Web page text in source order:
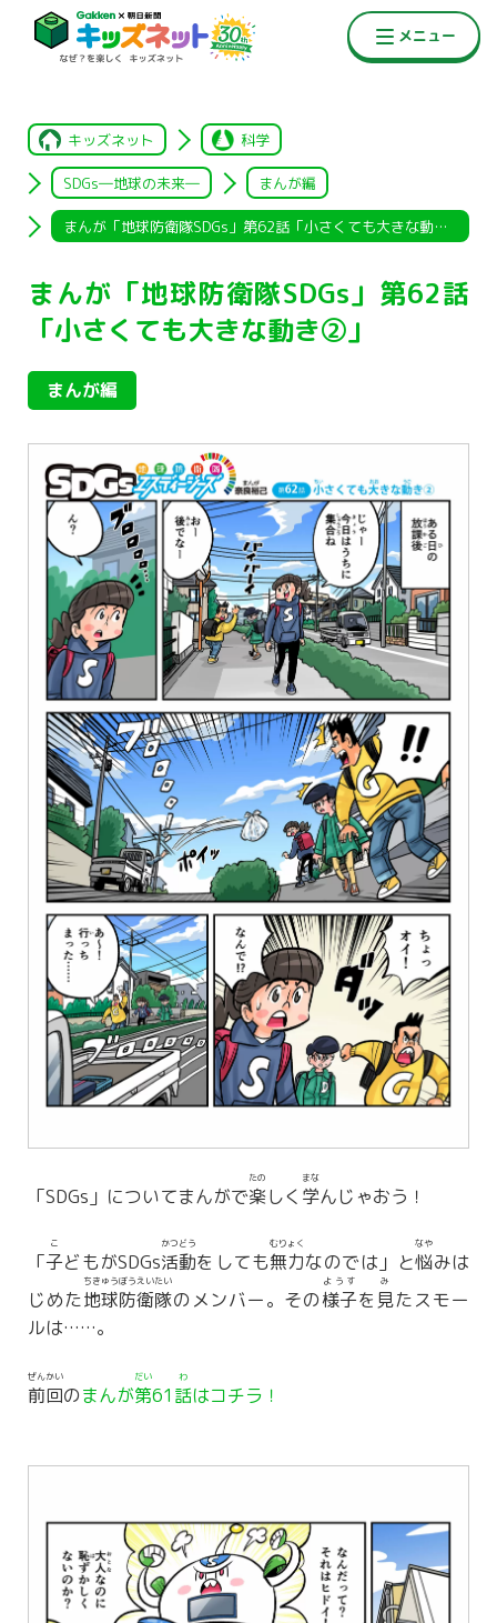
キッズネット 科学
SDGs―地球の未来― まんが編
まんが「地球防衛隊SDGs」第62話「小さくても大きな動き②」
まんが「地球防衛隊SDGs」第62話
「小さくても大きな動き②」
まんが編
「SDGs」についてまんがで楽
たの
しく 学
まな
んじゃおう！
「子
こ
どもがSDGs活動
かつどう
をしても無力
むりょく
なのでは」と悩
なや
みは
じめた地球
ちきゅう
防衛
ぼうえい
隊
たい
のメンバー。その様子
ようす
を 見
み
たスモー
ルは……。
前回
ぜんかい
のまんが第
だい
61 話
わ
はコチラ！